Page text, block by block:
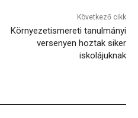
Következő cikk
Környezetismereti tanulmányi
versenyen hoztak siker
iskolájuknak